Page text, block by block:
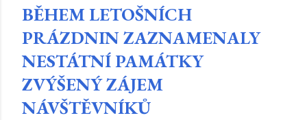
BĚHEM LETOŠNÍCH
PRÁZDNIN ZAZNAMENALY
NESTÁTNÍ PAMÁTKY
ZVÝŠENÝ ZÁJEM
NÁVŠTĚVNÍKŮ